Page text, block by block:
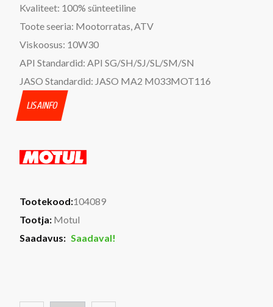
Kvaliteet: 100% sünteetiline
Toote seeria: Mootorratas, ATV
Viskoosus: 10W30
API Standardid: API SG/SH/SJ/SL/SM/SN
JASO Standardid: JASO MA2 M033MOT116
LISAINFO
Tootekood:104089
Tootja: Motul
Saadavus: Saadaval!